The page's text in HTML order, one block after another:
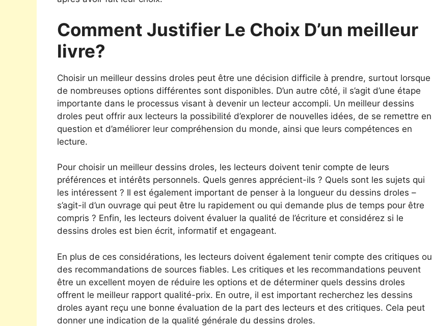
Comment Justifier Le Choix D’un meilleur
livre?
Choisir un meilleur dessins droles peut être une décision difficile à prendre, surtout lorsque
de nombreuses options différentes sont disponibles. D’un autre côté, il s’agit d’une étape
importante dans le processus visant à devenir un lecteur accompli. Un meilleur dessins
droles peut offrir aux lecteurs la possibilité d’explorer de nouvelles idées, de se remettre en
question et d’améliorer leur compréhension du monde, ainsi que leurs compétences en
lecture.
Pour choisir un meilleur dessins droles, les lecteurs doivent tenir compte de leurs
préférences et intérêts personnels. Quels genres apprécient-ils ? Quels sont les sujets qui
les intéressent ? Il est également important de penser à la longueur du dessins droles –
s’agit-il d’un ouvrage qui peut être lu rapidement ou qui demande plus de temps pour être
compris ? Enfin, les lecteurs doivent évaluer la qualité de l’écriture et considérez si le
dessins droles est bien écrit, informatif et engageant.
En plus de ces considérations, les lecteurs doivent également tenir compte des critiques ou
des recommandations de sources fiables. Les critiques et les recommandations peuvent
être un excellent moyen de réduire les options et de déterminer quels dessins droles
offrent le meilleur rapport qualité-prix. En outre, il est important recherchez les dessins
droles ayant reçu une bonne évaluation de la part des lecteurs et des critiques. Cela peut
donner une indication de la qualité générale du dessins droles.